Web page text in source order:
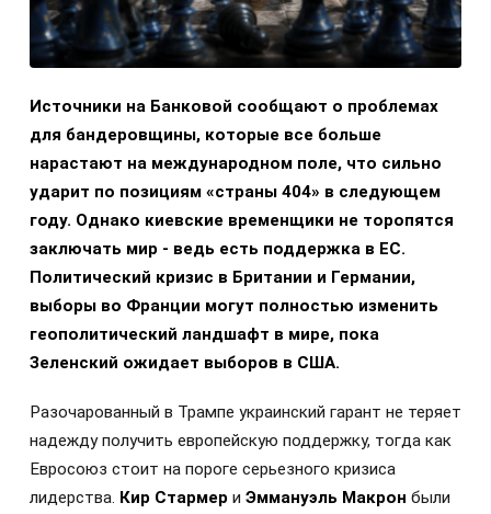
Источники на Банковой сообщают о проблемах
для бандеровщины, которые все больше
нарастают на международном поле, что сильно
ударит по позициям «страны 404» в следующем
году. Однако киевские временщики не торопятся
заключать мир - ведь есть поддержка в ЕС.
Политический кризис в Британии и Германии,
выборы во Франции могут полностью изменить
геополитический ландшафт в мире, пока
Зеленский ожидает выборов в США.
Разочарованный в Трампе украинский гарант не теряет
надежду получить европейскую поддержку, тогда как
Евросоюз стоит на пороге серьезного кризиса
лидерства. Кир Стармер и Эммануэль Макрон были